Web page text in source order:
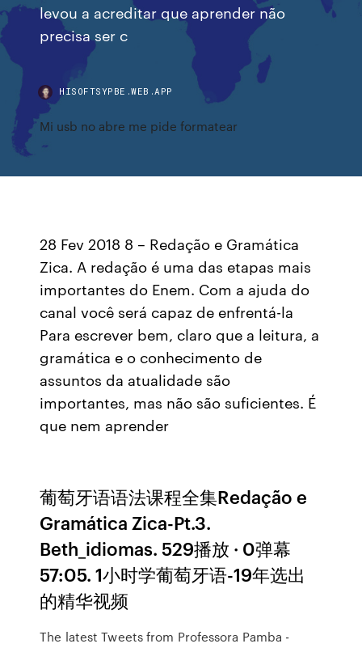
levou a acreditar que aprender não
precisa ser c
HISOFTSYPBE.WEB.APP
Mi usb no abre me pide formatear
28 Fev 2018 8 – Redação e Gramática
Zica. A redação é uma das etapas mais
importantes do Enem. Com a ajuda do
canal você será capaz de enfrentá-la
Para escrever bem, claro que a leitura, a
gramática e o conhecimento de
assuntos da atualidade são
importantes, mas não são suficientes. É
que nem aprender
葡萄牙语语法课程全集Redação e
Gramática Zica-Pt.3.
Beth_idiomas. 529播放 · 0弹幕
57:05. 1小时学葡萄牙语-19年选出
的精华视频
The latest Tweets from Professora Pamba -